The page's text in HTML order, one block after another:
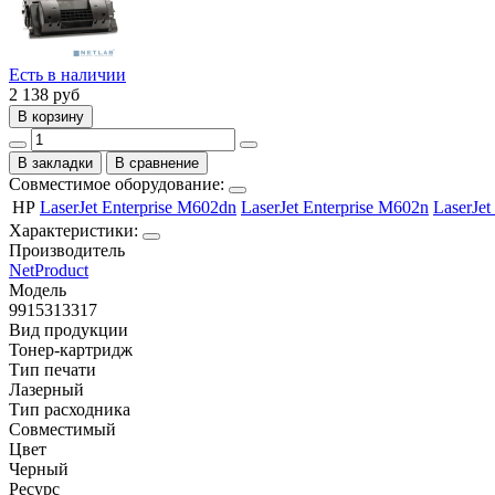
Есть в наличии
2 138 руб
В корзину
В закладки В сравнение
Совместимое оборудование:
HP LaserJet Enterprise M602dn LaserJet Enterprise M602n
Характеристики:
Производитель
NetProduct
Модель
9915313317
Вид продукции
Тонер-картридж
Тип печати
Лазерный
Тип расходника
Совместимый
Цвет
Черный
Ресурс